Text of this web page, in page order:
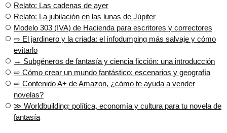
Relato: Las cadenas de ayer
Relato: La jubilación en las lunas de Júpiter
Modelo 303 (IVA) de Hacienda para escritores y correctores
⇨ El jardinero y la criada: el infodumping más salvaje y cómo
evitarlo
→ Subgéneros de fantasía y ciencia ficción: una introducción
⇨ Cómo crear un mundo fantástico: escenarios y geografía
⇨ Contenido A+ de Amazon, ¿cómo te ayuda a vender
novelas?
≫ Worldbuilding: política, economía y cultura para tu novela de
fantasía